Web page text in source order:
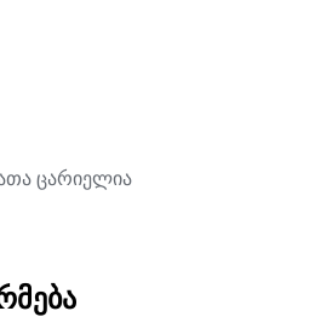
ცარიელია